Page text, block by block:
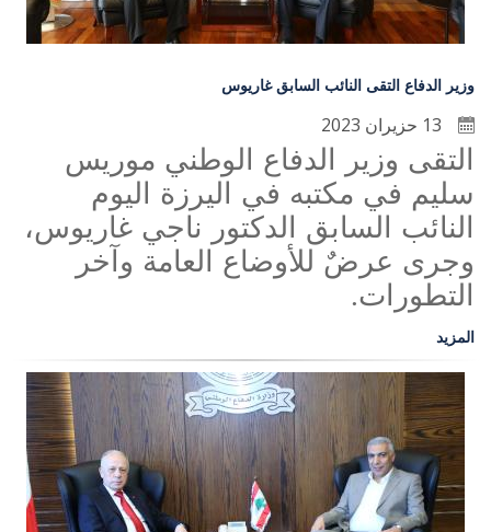
وزير الدفاع التقى النائب السابق غاريوس
التقى وزير الدفاع الوطني موريس
سليم في مكتبه في اليرزة اليوم
النائب السابق الدكتور ناجي غاريوس،
وجرى عرضٌ للأوضاع العامة وآخر
التطورات.
المزيد